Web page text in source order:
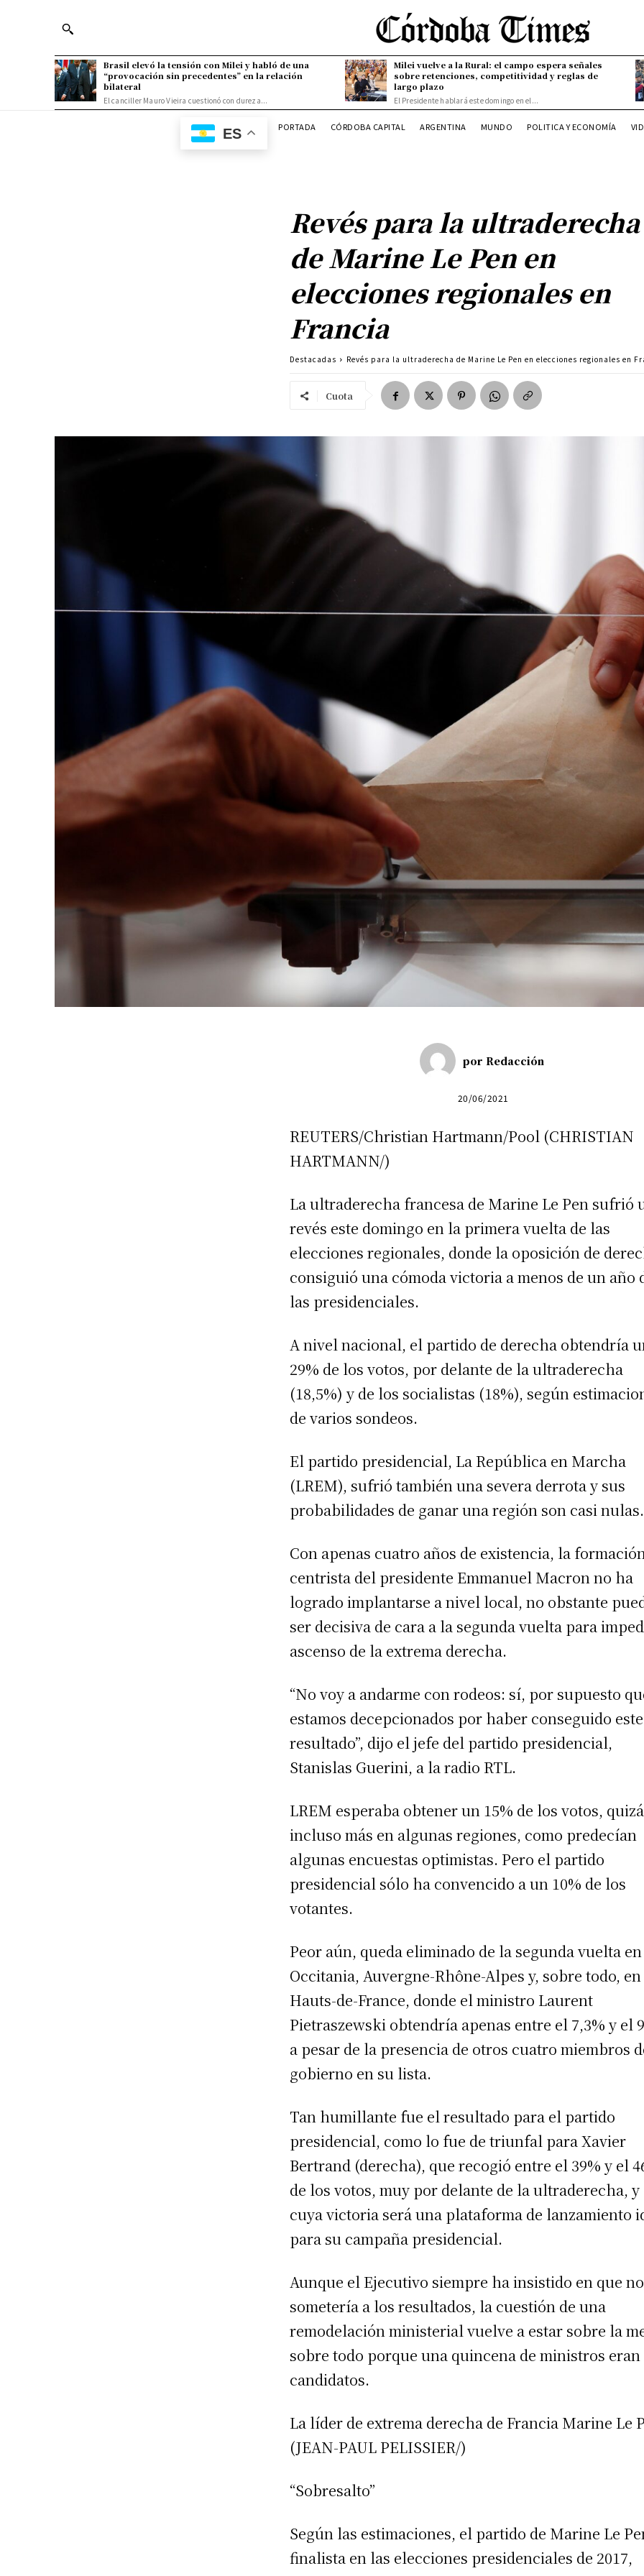
Brasil elevó la tensión con Milei y habló de una
“provocación sin precedentes” en la relación
bilateral
El canciller Mauro Vieira cuestionó con dureza...
Milei vuelve a la Rural: el campo espera señales
sobre retenciones, competitividad y reglas de
largo plazo
El Presidente hablará este domingo en el...
ES PORTADA CÓRDOBA CAPITAL ARGENTINA MUNDO POLITICA Y ECONOMÍA
Revés para la ultraderecha
de Marine Le Pen en
elecciones regionales en
Francia
Destacadas Revés para la ultraderecha de Marine Le Pen en elecciones regionales en
Cuota
por Redacción
20/06/2021
REUTERS/Christian Hartmann/Pool (CHRISTIAN
HARTMANN/)
La ultraderecha francesa de Marine Le Pen sufrió
revés este domingo en la primera vuelta de las
elecciones regionales, donde la oposición de
consiguió una cómoda victoria a menos de un año
las presidenciales.
A nivel nacional, el partido de derecha obtendría
29% de los votos, por delante de la ultraderecha
(18,5%) y de los socialistas (18%), según
de varios sondeos.
El partido presidencial, La República en Marcha
(LREM), sufrió también una severa derrota y sus
probabilidades de ganar una región son casi nulas.
Con apenas cuatro años de existencia, la
centrista del presidente Emmanuel Macron no ha
logrado implantarse a nivel local, no obstante
ser decisiva de cara a la segunda vuelta para
ascenso de la extrema derecha.
“No voy a andarme con rodeos: sí, por supuesto
estamos decepcionados por haber conseguido este
resultado”, dijo el jefe del partido presidencial,
Stanislas Guerini, a la radio RTL.
LREM esperaba obtener un 15% de los votos,
incluso más en algunas regiones, como predecían
algunas encuestas optimistas. Pero el partido
presidencial sólo ha convencido a un 10% de los
votantes.
Peor aún, queda eliminado de la segunda vuelta en
Occitania, Auvergne-Rhône-Alpes y, sobre todo, en
Hauts-de-France, donde el ministro Laurent
Pietraszewski obtendría apenas entre el 7,3% y el
a pesar de la presencia de otros cuatro miembros
gobierno en su lista.
Tan humillante fue el resultado para el partido
presidencial, como lo fue de triunfal para Xavier
Bertrand (derecha), que recogió entre el 39% y el
de los votos, muy por delante de la ultraderecha, y
cuya victoria será una plataforma de lanzamiento
para su campaña presidencial.
Aunque el Ejecutivo siempre ha insistido en que
sometería a los resultados, la cuestión de una
remodelación ministerial vuelve a estar sobre la
sobre todo porque una quincena de ministros eran
candidatos.
La líder de extrema derecha de Francia Marine Le
(JEAN-PAUL PELISSIER/)
“Sobresalto”
Según las estimaciones, el partido de Marine Le
finalista en las elecciones presidenciales de 2017,